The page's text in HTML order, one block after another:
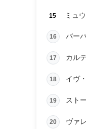
15 ミュ
16 バー
17 カル
18 イヴ
19 スト
20 ヴァ